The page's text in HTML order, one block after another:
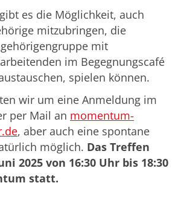
es die Möglichkeit, auch
mitzubringen, die
mit
im Begegnungscafé
spielen können.
wir um eine Anmeldung im
per Mail an momentum-
, aber auch eine spontane
möglich. Das Treffen
2025 von 16:30 Uhr bis 18:30
statt.